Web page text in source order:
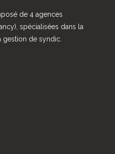
de 4 agences
spécialisées dans la
gestion de syndic.